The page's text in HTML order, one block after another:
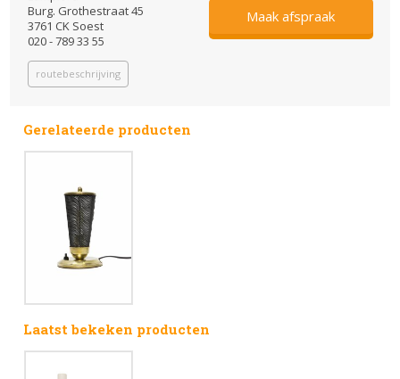
Burg. Grothestraat 45
3761 CK Soest
020 - 789 33 55
routebeschrijving
Maak afspraak
Gerelateerde producten
Laatst bekeken producten